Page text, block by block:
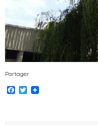
Partager
Facebook
Twitter